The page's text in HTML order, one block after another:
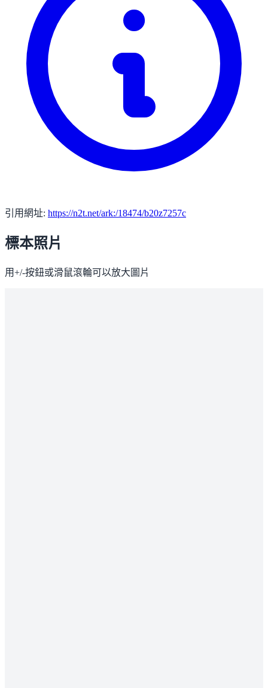
引用網址: https://n2t.net/ark:/18474/b20z7257c
標本照片
用+/-按鈕或滑鼠滾輪可以放大圖片